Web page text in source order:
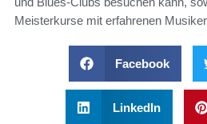
Meisterkurse mit erfahrenen
Facebook
LinkedIn